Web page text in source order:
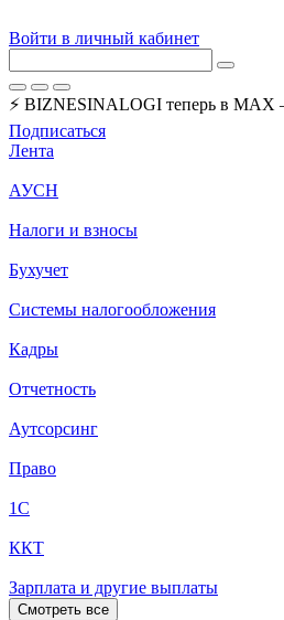
Войти в личный кабинет
⚡ BIZNESINALOGI теперь в MAX
Подписаться
Лента
АУСН
Налоги и взносы
Бухучет
Системы налогообложения
Кадры
Отчетность
Аутсорсинг
Право
1С
ККТ
Зарплата и другие выплаты
Смотреть все